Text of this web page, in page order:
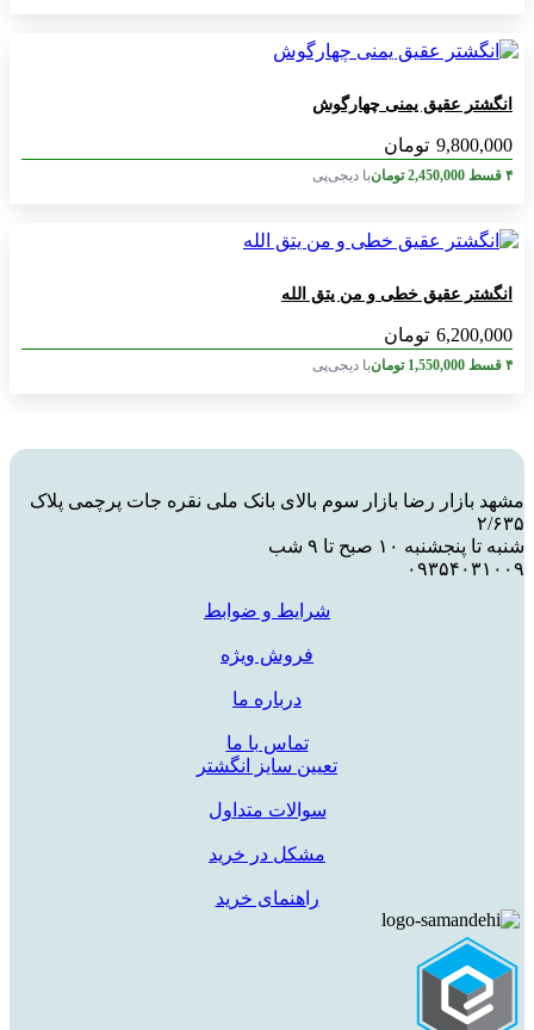
انگشتر عقیق یمنی چهارگوش
9,800,000 تومان
۴ قسط 2,450,000 تومانبا دیجی‌پی
انگشتر عقیق خطی و من یتق الله
6,200,000 تومان
۴ قسط 1,550,000 تومانبا دیجی‌پی
مشهد بازار رضا بازار سوم بالای بانک ملی نقره جات پرچمی پلاک
۲/۶۳۵
شنبه تا پنجشنبه ۱۰ صبح تا ۹ شب
۰۹۳۵۴۰۳۱۰۰۹
شرایط و ضوابط
فروش ویژه
درباره ما
تماس با ما
تعیین سایز انگشتر
سوالات متداول
مشکل در خرید
راهنمای خرید